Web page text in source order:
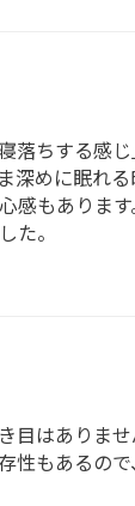
落ちする感
めに眠れ
感もありま
た。
はありま
性もあるの